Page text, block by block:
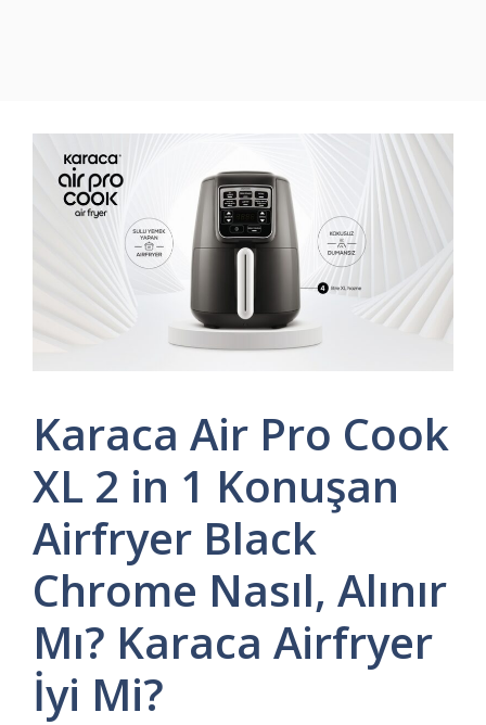
Karaca Air Pro Cook
XL 2 in 1 Konuşan
Airfryer Black
Chrome Nasıl, Alınır
Mı? Karaca Airfryer
İyi Mi?